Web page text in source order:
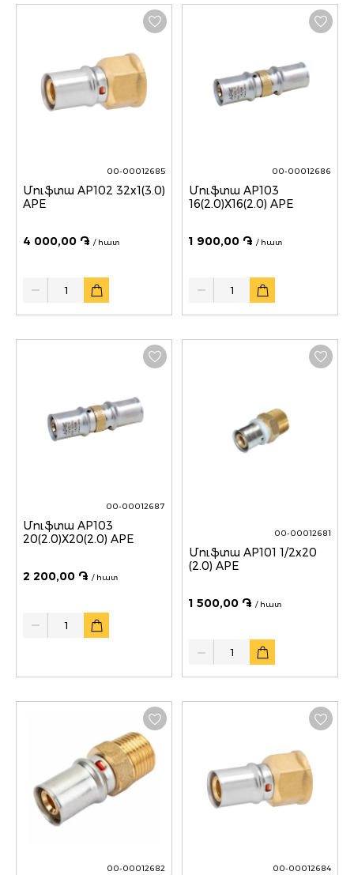
00-00012685
Մուֆտա AP102 32x1(3.0)
APE
4 000,00 ֏ / հատ
Quantity
00-00012686
Մուֆտա AP103
16(2.0)X16(2.0) APE
1 900,00 ֏ / հատ
Quantity
00-00012687
Մուֆտա AP103
20(2.0)X20(2.0) APE
2 200,00 ֏ / հատ
Quantity
00-00012681
Մուֆտա AP101 1/2x20
(2.0) APE
1 500,00 ֏ / հատ
00-00012682 00-00012684